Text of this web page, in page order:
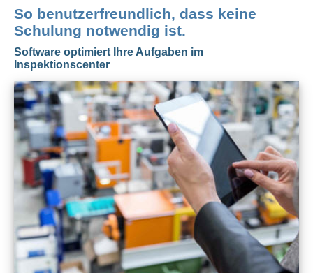
So benutzerfreundlich, dass keine
Schulung notwendig ist.
Software optimiert Ihre Aufgaben im
Inspektionscenter